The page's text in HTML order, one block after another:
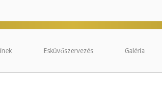
Esküvőszervezés Galéria